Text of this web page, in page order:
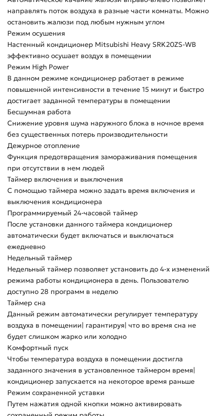
направлять поток воздуха в разные части комнаты. Можно
остановить жалюзи под любым нужным углом
Режим осушения
Настенный кондиционер Mitsubishi Heavy SRK20ZS-WB
эффективно осушает воздух в помещении
Режим High Power
В данном режиме кондиционер работает в режиме
повышенной интенсивности в течение 15 минут и быстро
достигает заданной температуры в помещении
Бесшумная работа
Снижение уровня шума наружного блока в ночное время
без существенных потерь производительности
Дежурное отопление
Функция предотвращения замораживания помещения
при отсутствии в нем людей
Таймер включения и выключения
С помощью таймера можно задать время включения и
выключения кондиционера
Программируемый 24-часовой таймер
После установки данного таймера кондиционер
автоматически будет включаться и выключаться
ежедневно
Недельный таймер
Недельный таймер позволяет установить до 4-х изменений
режима работы кондиционера в день. Пользователю
доступно 28 программ в неделю
Таймер сна
Данный режим автоматически регулирует температуру
воздуха в помещении| гарантируя| что во время сна не
будет слишком жарко или холодно
Комфортный пуск
Чтобы температура воздуха в помещении достигла
заданного значения в установленное таймером время|
кондиционер запускается на некоторое время раньше
Режим сохраненной уставки
Путем нажатия одной кнопки можно активировать